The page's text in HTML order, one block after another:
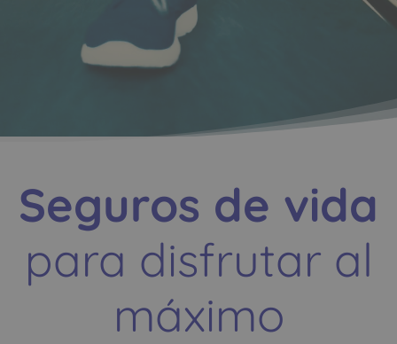
Seguros de vida
para disfrutar al
máximo